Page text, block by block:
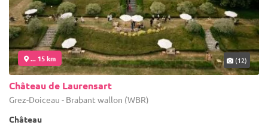
... 15 km (12)
Château de Laurensart
Grez-Doiceau - Brabant wallon (WBR)
Château